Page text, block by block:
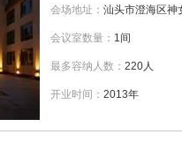
会场地址： 汕头市澄海区神
会议室数量： 1间
最多容纳人数： 220人
开业时间： 2013年